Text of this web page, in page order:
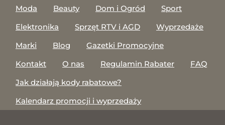
Moda Beauty Dom i Ogród
Sport
Elektronika
Sprzęt RTV i AGD
Wyprzedaże
Marki
Blog
Gazetki Promocyjne
Kontakt
O nas Regulamin Rabater
FAQ
Jak działają kody rabatowe?
Kalendarz promocji i wyprzedaży